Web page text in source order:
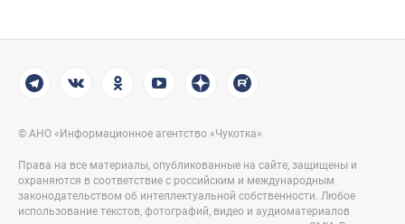
© АНО «Информационное агентство «Чукотка»
Права на все материалы, опубликованные на сайте, защищены и
охраняются в соответствие с российским и международным
законодательством об интеллектуальной собственности. Любое
использование текстов, фотографий, видео и аудиоматериалов